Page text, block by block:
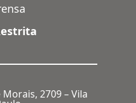
2709 – Vila